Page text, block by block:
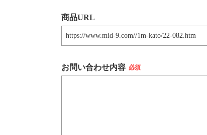
商品URL
お問い合わせ内容 必須